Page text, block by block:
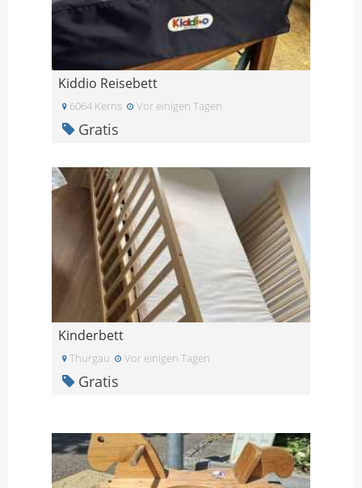
Kiddio Reisebett
6064 Kerns Vor einigen Tagen
Gratis
Kinderbett
Thurgau Vor einigen Tagen
Gratis